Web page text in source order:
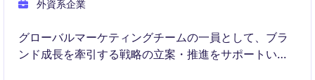
外資系企業
グローバルマーケティングチームの一員として、ブラ
ンド成長を牽引する戦略の立案・推進をサポートいた